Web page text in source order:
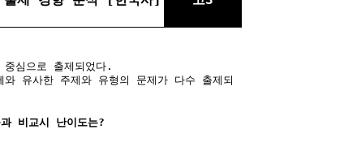
심으로 출제되었다.
유사한 주제와 유형의 문제가 다수 출제되
비교시 난이도는?